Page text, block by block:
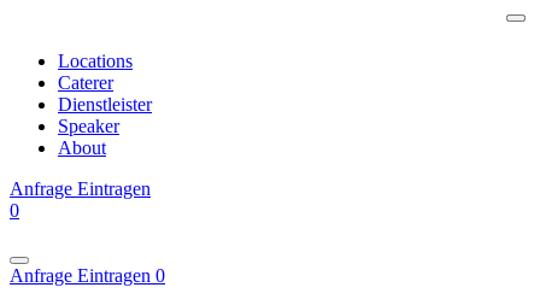
Locations
Caterer
Dienstleister
Speaker
About
Anfrage Eintragen
0
Anfrage Eintragen 0